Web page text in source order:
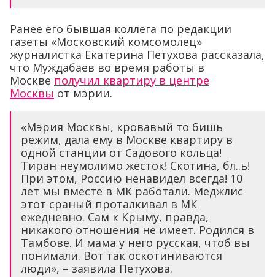
Ранее его бывшая коллега по редакции
газеты «Московский комсомолец»
журналистка Екатерина Петухова рассказала,
что Муждабаев во время работы в
Москве получил квартиру в центре
Москвы от мэрии.
«Мэрия Москвы, кровавый то бишь
режим, дала ему в Москве квартиру в
одной станции от Садового кольца!
Тиран неумолимо жесток! Скотина, бл..ь!
При этом, Россию ненавидел всегда! 10
лет мы вместе в МК работали. Меджлис
этот сраный проталкивал в МК
ежедневно. Сам к Крыму, правда,
никакого отношения не имеет. Родился в
Тамбове. И мама у него русская, чтоб вы
понимали. Вот так оскотиниваются
люди», – заявила Петухова.